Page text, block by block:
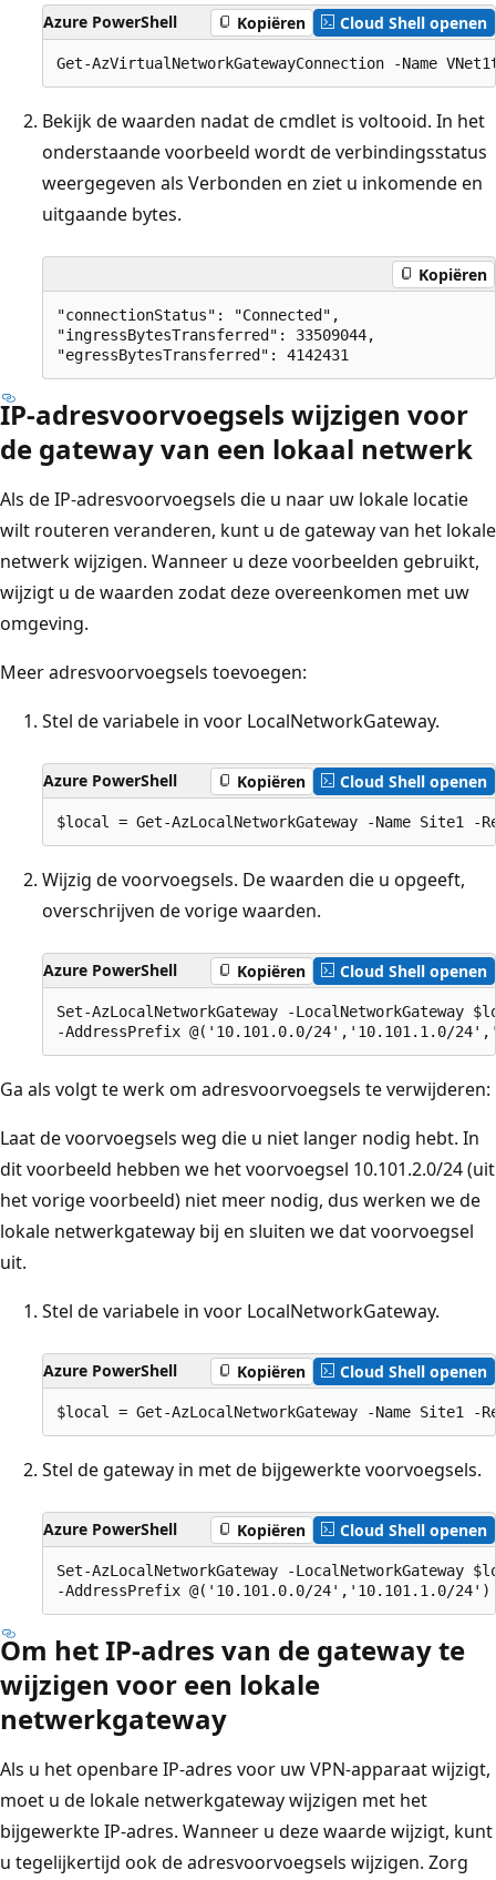
Azure PowerShell Kopiëren Cloud Shell openen
Bekijk de waarden nadat de cmdlet is voltooid. In het
onderstaande voorbeeld wordt de verbindingsstatus
weergegeven als Verbonden en ziet u inkomende en
uitgaande bytes.
Kopiëren
"connectionStatus": "Connected",
"ingressBytesTransferred": 33509044,
IP-adresvoorvoegsels wijzigen voor
de gateway van een lokaal netwerk
Als de IP-adresvoorvoegsels die u naar uw lokale locatie
wilt routeren veranderen, kunt u de gateway van het lokale
netwerk wijzigen. Wanneer u deze voorbeelden gebruikt,
wijzigt u de waarden zodat deze overeenkomen met uw
omgeving.
Meer adresvoorvoegsels toevoegen:
Stel de variabele in voor LocalNetworkGateway.
Azure PowerShell Kopiëren Cloud Shell openen
Wijzig de voorvoegsels. De waarden die u opgeeft,
overschrijven de vorige waarden.
Azure PowerShell Kopiëren Cloud Shell openen
Set-AzLocalNetworkGateway -LocalNetworkGateway
Ga als volgt te werk om adresvoorvoegsels te verwijderen:
Laat de voorvoegsels weg die u niet langer nodig hebt. In
dit voorbeeld hebben we het voorvoegsel 10.101.2.0/24 (uit
het vorige voorbeeld) niet meer nodig, dus werken we de
lokale netwerkgateway bij en sluiten we dat voorvoegsel
uit.
Stel de variabele in voor LocalNetworkGateway.
Azure PowerShell Kopiëren Cloud Shell openen
Stel de gateway in met de bijgewerkte voorvoegsels.
Azure PowerShell Kopiëren Cloud Shell openen
Set-AzLocalNetworkGateway -LocalNetworkGateway
Om het IP-adres van de gateway te
wijzigen voor een lokale
netwerkgateway
Als u het openbare IP-adres voor uw VPN-apparaat wijzigt,
moet u de lokale netwerkgateway wijzigen met het
bijgewerkte IP-adres. Wanneer u deze waarde wijzigt, kunt
u tegelijkertijd ook de adresvoorvoegsels wijzigen. Zorg